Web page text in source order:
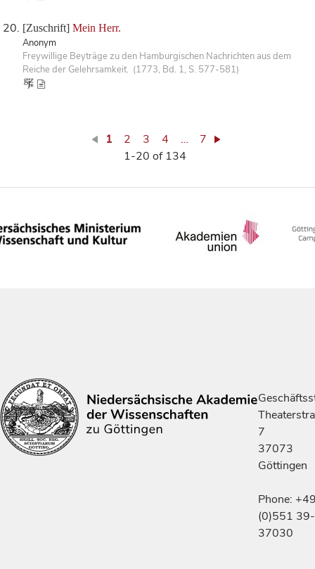
[Zuschrift] Mein Herr.
Anonym
Freywillige Beyträge zu den Hamburgischen Nachrichten aus dem
Reiche der Gelehrsamkeit. (1773, Bd. 1, S. 577-581)
1 2 3 4 …
7
1-20 of 134
7
37073
Göttingen
Phone:
(0)551 39-
37030